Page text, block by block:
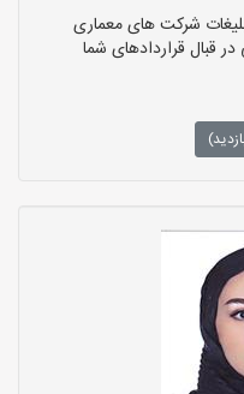
شرکت های معماری
قبال قراردادهای شما